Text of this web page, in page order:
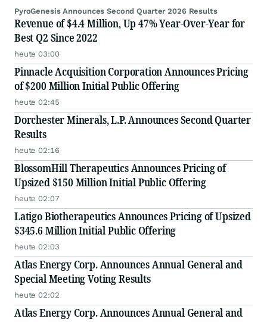
PyroGenesis Announces Second Quarter 2026 Results
Revenue of $4.4 Million, Up 47% Year-Over-Year for
Best Q2 Since 2022
heute 03:00
Pinnacle Acquisition Corporation Announces Pricing
of $200 Million Initial Public Offering
heute 02:45
Dorchester Minerals, L.P. Announces Second Quarter
Results
heute 02:16
BlossomHill Therapeutics Announces Pricing of
Upsized $150 Million Initial Public Offering
heute 02:07
Latigo Biotherapeutics Announces Pricing of Upsized
$345.6 Million Initial Public Offering
heute 02:03
Atlas Energy Corp. Announces Annual General and
Special Meeting Voting Results
heute 02:02
Atlas Energy Corp. Announces Annual General and